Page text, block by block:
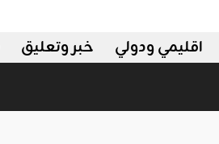
خبر وتعليق اقليمي ودولي